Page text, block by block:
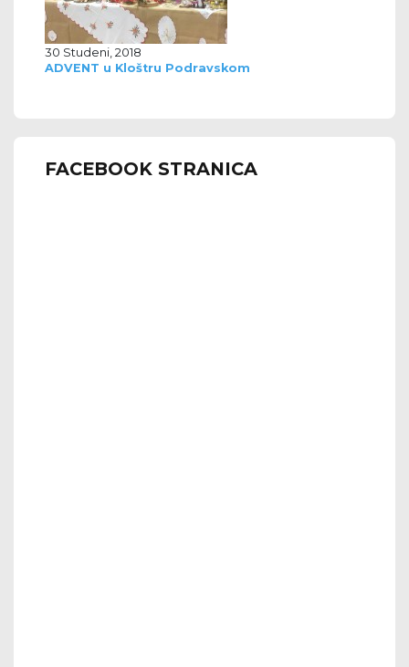
30 Studeni, 2018
ADVENT u Kloštru Podravskom
FACEBOOK STRANICA